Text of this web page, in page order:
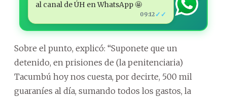
al canal de ÚH en WhatsApp 🤩
09:12 ✓✓
Sobre el punto, explicó: “Suponete que un
detenido, en prisiones de (la penitenciaria)
Tacumbú hoy nos cuesta, por decirte, 500 mil
guaraníes al día, sumando todos los gastos, la